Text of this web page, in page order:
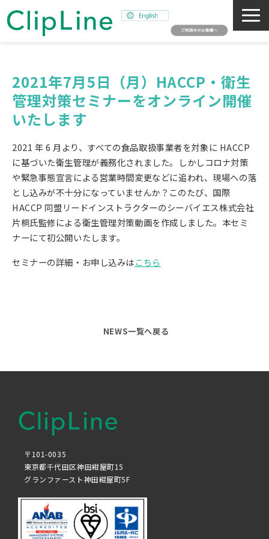
事業紹介
ミッション
採用情報
SNAPSHOT
2021年7月5日（月）HACCP・衛生
管理対策セミナーをオンライン開催
いたします
2021 年 6 月より、すべての食品取扱事業者を対象に HACCP
に基づいた衛生管理が義務化されました。しかしコロナ対策
や緊急事態宣言による営業時間変更などに追われ、現場への落
とし込みが不十分になっていませんか？このたび、国際
HACCP 同盟リードインストラクターのシーバイエス株式会社
片桐氏監修による衛生管理対策動画を作成しました。本セミ
ナーにて初公開いたします。
セミナーの詳細・お申し込みはこちら
NEWS一覧へ戻る
〒101-0035
東京都千代田区神田紺屋町15
グランファースト神田紺屋町5F